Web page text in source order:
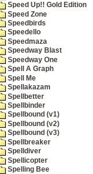
Speed Up!! Gold Edition
Speed Zone
Speedbirds
Speedello
Speedmaza
Speedway Blast
Speedway One
Spell A Graph
Spell Me
Spellakazam
Spellbetter
Spellbinder
Spellbound (v1)
Spellbound (v2)
Spellbound (v3)
Spellbreaker
Spelldiver
Spellicopter
Spelling Bee